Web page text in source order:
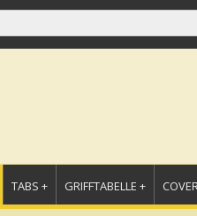
TABS + GRIFFTABELLE +